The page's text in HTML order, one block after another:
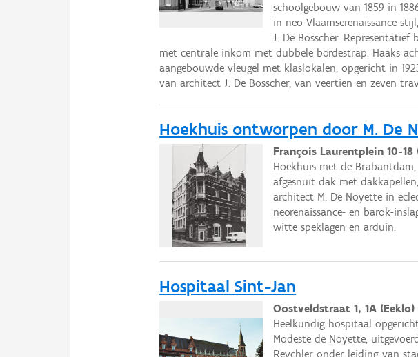
schoolgebouw van 1859 in
in neo-Vlaamserenaissance-
J. De Bosscher.
met centrale inkom met dubbele bordestrap. Haaks
aangebouwde vleugel met klaslokalen, opgericht in
van architect J. De Bosscher, van veertien en zeven
Hoekhuis ontworpen door M. De
François Laurentplein 10-18
Hoekhuis met de
afgesnuit dak met
architect M. De Noyette in
neorenaissance- en barok-
witte speklagen en arduin.
Hospitaal Sint-Jan
Oostveldstraat 1, 1A (Eeklo)
Heelkundig hospitaal
Modeste de Noyette,
Reychler onder leiding van